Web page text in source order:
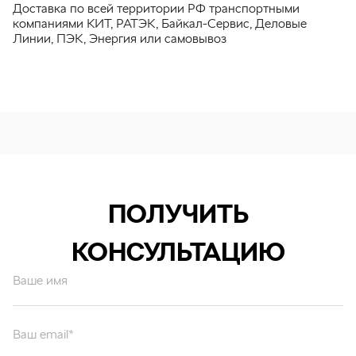
Доставка по всей территории РФ транспортными
компаниями КИТ, РАТЭК, Байкал-Сервис, Деловые
Линии, ПЭК, Энергия или самовывоз
ПОЛУЧИТЬ
КОНСУЛЬТАЦИЮ
Ваше имя